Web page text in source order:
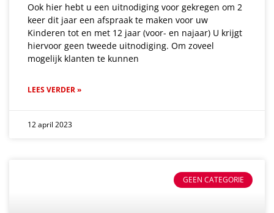
Ook hier hebt u een uitnodiging voor gekregen om 2
keer dit jaar een afspraak te maken voor uw
Kinderen tot en met 12 jaar (voor- en najaar) U krijgt
hiervoor geen tweede uitnodiging. Om zoveel
mogelijk klanten te kunnen
LEES VERDER »
12 april 2023
GEEN CATEGORIE